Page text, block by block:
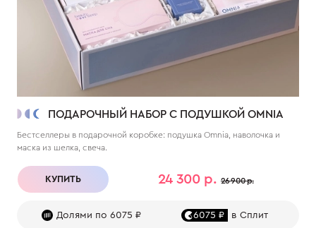
ПОДАРОЧНЫЙ НАБОР С ПОДУШКОЙ OMNIA
Бестселлеры в подарочной коробке: подушка Omnia, наволочка и
маска из шелка, свеча.
КУПИТЬ 26 900 р.
24 300 р.
Долями по 6075 ₽ 6075 ₽ в Сплит